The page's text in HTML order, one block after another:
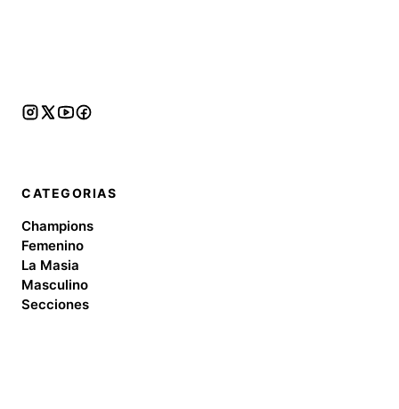
CATEGORIAS
Champions
Femenino
La Masia
Masculino
Secciones